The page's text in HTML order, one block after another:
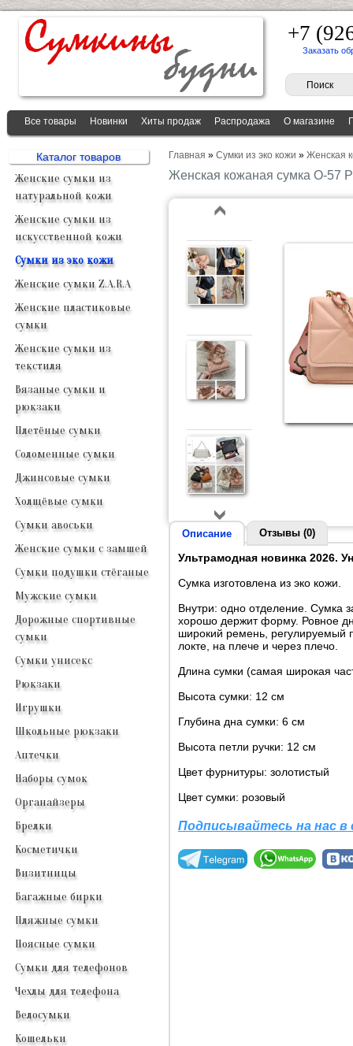
+7
Заказать
Все товары Новинки Хиты продаж Распродажа О магазине
Каталог товаров
Женские сумки из
натуральной кожи
Женские сумки из
искусственной кожи
Сумки из эко кожи
Женские сумки Z.A.R.A
Женские пластиковые
сумки
Женские сумки из
текстиля
Вязаные сумки и
рюкзаки
Плетёные сумки
Соломенные сумки
Джинсовые сумки
Холщёвые сумки
Сумки авоськи
Женские сумки с замшей
Сумки подушки стёганые
Мужские сумки
Дорожные спортивные
сумки
Сумки унисекс
Рюкзаки
Игрушки
Школьные рюкзаки
Аптечки
Наборы сумок
Органайзеры
Брелки
Косметички
Визитницы
Багажные бирки
Пляжные сумки
Поясные сумки
Сумки для телефонов
Чехлы для телефона
Велосумки
Кошельки
Главная » Сумки из эко кожи » Женская
Женская кожаная сумка O-57
Описание Отзывы (0)
Ультрамодная новинка 2026.
Сумка изготовлена из эко кожи.
Внутри: одно отделение. Сумка
хорошо держит форму. Ровное
широкий ремень, регулируемый
локте, на плече и через плечо.
Длина сумки (самая широкая
Высота сумки: 12 см
Глубина дна сумки: 6 см
Высота петли ручки: 12 см
Цвет фурнитуры: золотистый
Цвет сумки: розовый
Подписывайтесь на нас